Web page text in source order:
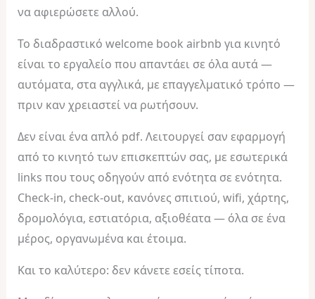
να αφιερώσετε αλλού.
Το διαδραστικό welcome book airbnb για κινητό
είναι το εργαλείο που απαντάει σε όλα αυτά —
αυτόματα, στα αγγλικά, με επαγγελματικό τρόπο —
πριν καν χρειαστεί να ρωτήσουν.
Δεν είναι ένα απλό pdf. Λειτουργεί σαν εφαρμογή
από το κινητό των επισκεπτών σας, με εσωτερικά
links που τους οδηγούν από ενότητα σε ενότητα.
Check-in, check-out, κανόνες σπιτιού, wifi, χάρτης,
δρομολόγια, εστιατόρια, αξιοθέατα — όλα σε ένα
μέρος, οργανωμένα και έτοιμα.
Και το καλύτερο: δεν κάνετε εσείς τίποτα.